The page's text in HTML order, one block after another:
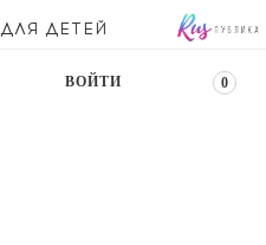
ДЛЯ ДЕТЕЙ
0
ВОЙТИ